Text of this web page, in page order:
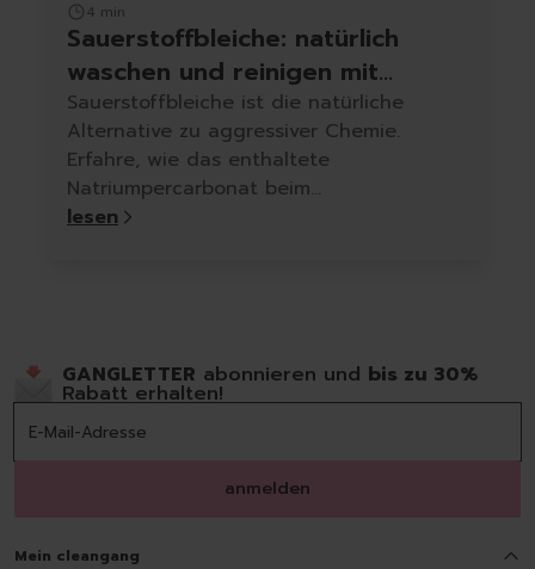
4 min
Sauerstoffbleiche: natürlich
waschen und reinigen mit
Natriumpercarbonat
Sauerstoffbleiche ist die natürliche
Alternative zu aggressiver Chemie.
Erfahre, wie das enthaltete
Natriumpercarbonat beim
Wäschewaschen, Fleckenentfernen und
lesen
GANGLETTER abonnieren und bis zu 30%
Rabatt erhalten!
anmelden
Mein cleangang